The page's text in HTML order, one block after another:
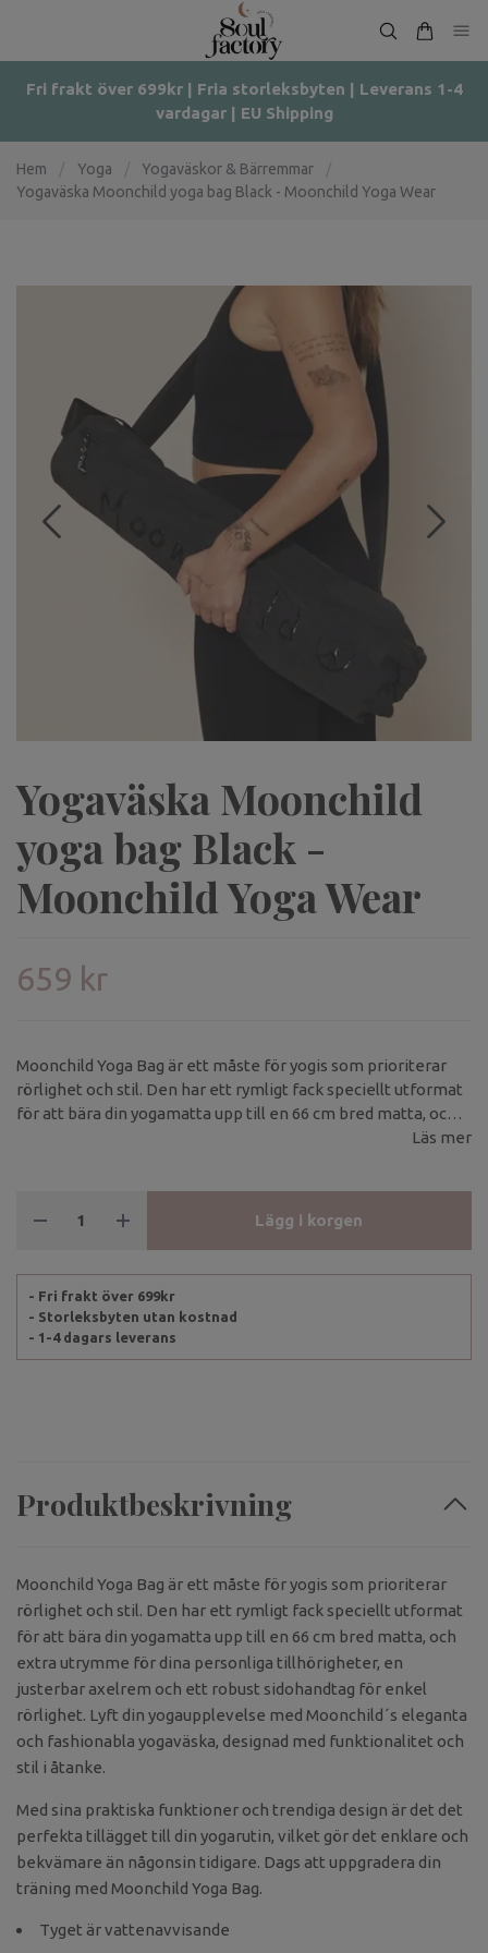
Fri frakt över 699kr | Fria storleksbyten | Leverans 1-4
vardagar | EU Shipping
Hem Yoga Yogaväskor & Bärremmar
Yogaväska Moonchild yoga bag Black - Moonchild Yoga Wear
Yogaväska Moonchild
yoga bag Black -
Moonchild Yoga Wear
659 kr
Moonchild Yoga Bag är ett måste för yogis som prioriterar
rörlighet och stil. Den har ett rymligt fack speciellt utformat
för att bära din yogamatta upp till en 66 cm bred matta, och
Läs mer
Lägg i korgen
- Fri frakt över 699kr
- Storleksbyten utan kostnad
- 1-4 dagars leverans
Produktbeskrivning
Moonchild Yoga Bag är ett måste för yogis som prioriterar
rörlighet och stil. Den har ett rymligt fack speciellt utformat
för att bära din yogamatta upp till en 66 cm bred matta, och
extra utrymme för dina personliga tillhörigheter, en
justerbar axelrem och ett robust sidohandtag för enkel
rörlighet. Lyft din yogaupplevelse med Moonchild´s eleganta
och fashionabla yogaväska, designad med funktionalitet och
stil i åtanke.
Med sina praktiska funktioner och trendiga design är det det
perfekta tillägget till din yogarutin, vilket gör det enklare och
bekvämare än någonsin tidigare. Dags att uppgradera din
träning med Moonchild Yoga Bag.
Tyget är vattenavvisande